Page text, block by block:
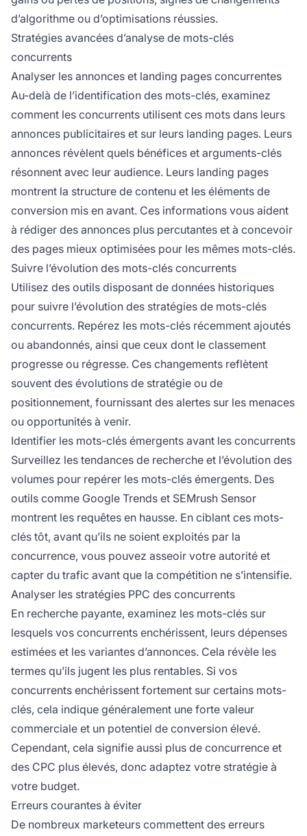
d’algorithme ou d’optimisations réussies.
Stratégies avancées d’analyse de mots-clés
concurrents
Analyser les annonces et landing pages concurrentes
Au-delà de l’identification des mots-clés, examinez
comment les concurrents utilisent ces mots dans leurs
annonces publicitaires et sur leurs landing pages. Leurs
annonces révèlent quels bénéfices et arguments-clés
résonnent avec leur audience. Leurs landing pages
montrent la structure de contenu et les éléments de
conversion mis en avant. Ces informations vous aident
à rédiger des annonces plus percutantes et à concevoir
des pages mieux optimisées pour les mêmes mots-clés.
Suivre l’évolution des mots-clés concurrents
Utilisez des outils disposant de données historiques
pour suivre l’évolution des stratégies de mots-clés
concurrents. Repérez les mots-clés récemment ajoutés
ou abandonnés, ainsi que ceux dont le classement
progresse ou régresse. Ces changements reflètent
souvent des évolutions de stratégie ou de
positionnement, fournissant des alertes sur les menaces
ou opportunités à venir.
Identifier les mots-clés émergents avant les concurrents
Surveillez les tendances de recherche et l’évolution des
volumes pour repérer les mots-clés émergents. Des
outils comme Google Trends et SEMrush Sensor
montrent les requêtes en hausse. En ciblant ces mots-
clés tôt, avant qu’ils ne soient exploités par la
concurrence, vous pouvez asseoir votre autorité et
capter du trafic avant que la compétition ne s’intensifie.
Analyser les stratégies PPC des concurrents
En recherche payante, examinez les mots-clés sur
lesquels vos concurrents enchérissent, leurs dépenses
estimées et les variantes d’annonces. Cela révèle les
termes qu’ils jugent les plus rentables. Si vos
concurrents enchérissent fortement sur certains mots-
clés, cela indique généralement une forte valeur
commerciale et un potentiel de conversion élevé.
Cependant, cela signifie aussi plus de concurrence et
des CPC plus élevés, donc adaptez votre stratégie à
votre budget.
Erreurs courantes à éviter
De nombreux marketeurs commettent des erreurs